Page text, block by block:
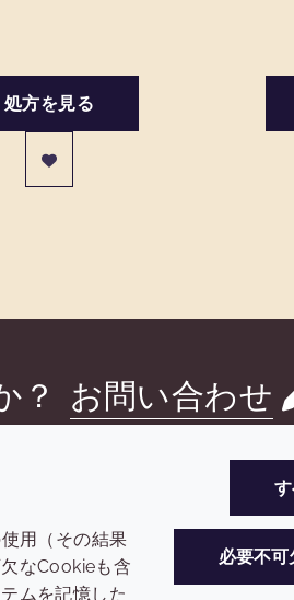
処方を見る
？ お問い合わせ
用（その結果
なCookieも含
ムを記憶した
必要不可